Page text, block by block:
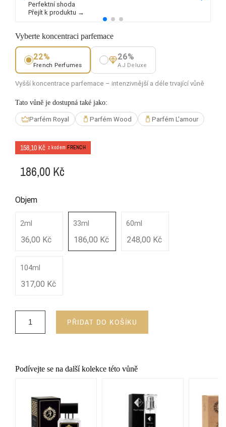
Perfektní shoda
Přejít k produktu →
Vyberte koncentraci parfemace
22%
French Perfumes
26%
AJ Deluxe
Vyšší koncentrace parfemace – intenzivnější a déle trvající vůně
Tato vůně je dostupná také jako:
Parfém Royal Parfém Wood Parfém L'amour
158,10 Kč z kodem FRENCH
186,00 Kč
Objem
2ml
36,00 Kč
33ml
186,00 Kč
60ml
248,00 Kč
104ml
317,00 Kč
PŘIDAT DO KOŠÍKU
Podívejte se na další kolekce této vůně